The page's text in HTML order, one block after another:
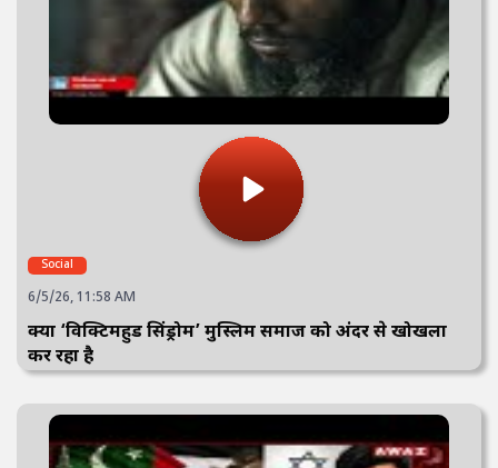
Social
6/5/26, 11:58 AM
क्या ‘विक्टिमहुड सिंड्रोम’ मुस्लिम समाज को अंदर से खोखला
कर रहा है